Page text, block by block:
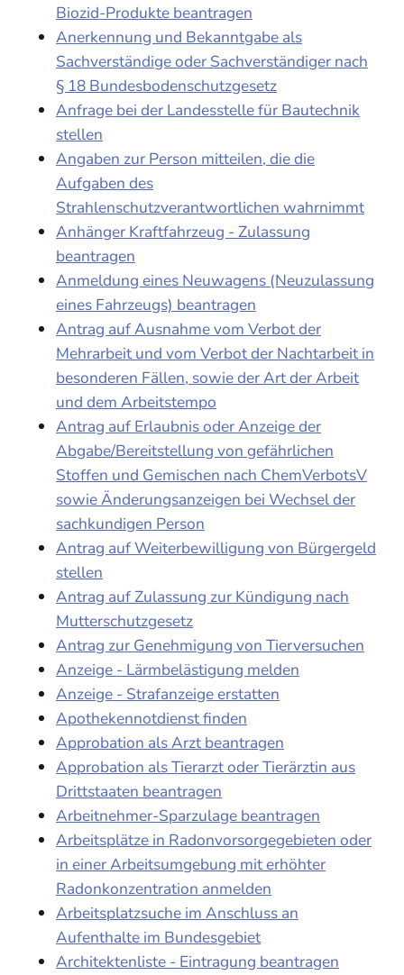
Biozid-Produkte beantragen
Anerkennung und Bekanntgabe als
Sachverständige oder Sachverständiger nach
§ 18 Bundesbodenschutzgesetz
Anfrage bei der Landesstelle für Bautechnik
stellen
Angaben zur Person mitteilen, die die
Aufgaben des
Strahlenschutzverantwortlichen wahrnimmt
Anhänger Kraftfahrzeug - Zulassung
beantragen
Anmeldung eines Neuwagens (Neuzulassung
eines Fahrzeugs) beantragen
Antrag auf Ausnahme vom Verbot der
Mehrarbeit und vom Verbot der Nachtarbeit in
besonderen Fällen, sowie der Art der Arbeit
und dem Arbeitstempo
Antrag auf Erlaubnis oder Anzeige der
Abgabe/Bereitstellung von gefährlichen
Stoffen und Gemischen nach ChemVerbotsV
sowie Änderungsanzeigen bei Wechsel der
sachkundigen Person
Antrag auf Weiterbewilligung von Bürgergeld
stellen
Antrag auf Zulassung zur Kündigung nach
Mutterschutzgesetz
Antrag zur Genehmigung von Tierversuchen
Anzeige - Lärmbelästigung melden
Anzeige - Strafanzeige erstatten
Apothekennotdienst finden
Approbation als Arzt beantragen
Approbation als Tierarzt oder Tierärztin aus
Drittstaaten beantragen
Arbeitnehmer-Sparzulage beantragen
Arbeitsplätze in Radonvorsorgegebieten oder
in einer Arbeitsumgebung mit erhöhter
Radonkonzentration anmelden
Arbeitsplatzsuche im Anschluss an
Aufenthalte im Bundesgebiet
Architektenliste - Eintragung beantragen